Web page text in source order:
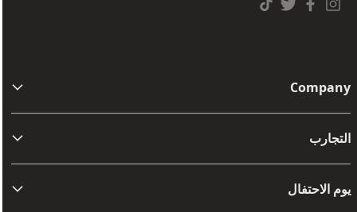
Company
الشروط والأحكام
التجارب
يوم الاحتفال